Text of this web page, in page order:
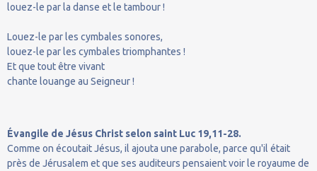
louez-le par la danse et le tambour !
Louez-le par les cymbales sonores,
louez-le par les cymbales triomphantes !
Et que tout être vivant
chante louange au Seigneur !
Évangile de Jésus Christ selon saint Luc 19,11-28.
Comme on écoutait Jésus, il ajouta une parabole, parce qu'il était
près de Jérusalem et que ses auditeurs pensaient voir le royaume de